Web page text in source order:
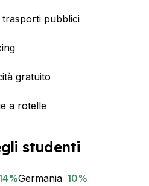
trasporti pubblici
gratuito
a rotelle
studenti
%Germania 10%